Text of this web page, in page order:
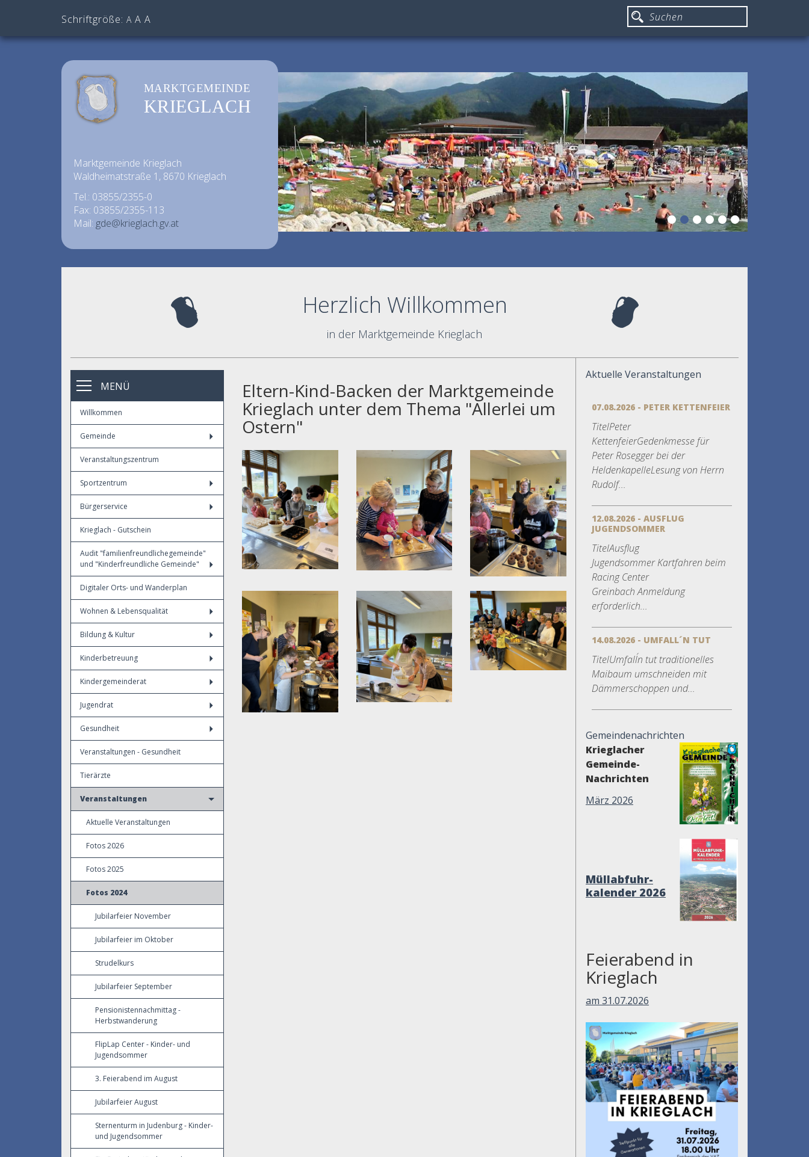
Schriftgröße: A A A
MARKTGEMEINDE
KRIEGLACH
Marktgemeinde Krieglach
Waldheimatstraße 1, 8670 Krieglach
Tel.: 03855/2355-0
Fax: 03855/2355-113
Mail: gde@krieglach.gv.at
Herzlich Willkommen
in der Marktgemeinde Krieglach
MENÜ
Willkommen
Gemeinde
Veranstaltungszentrum
Sportzentrum
Bürgerservice
Krieglach - Gutschein
Audit "familienfreundlichegemeinde"
und "Kinderfreundliche Gemeinde"
Digitaler Orts- und Wanderplan
Wohnen & Lebensqualität
Bildung & Kultur
Kinderbetreuung
Kindergemeinderat
Jugendrat
Gesundheit
Veranstaltungen - Gesundheit
Tierärzte
Veranstaltungen
Aktuelle Veranstaltungen
Fotos 2026
Fotos 2025
Fotos 2024
Jubilarfeier November
Jubilarfeier im Oktober
Strudelkurs
Jubilarfeier September
Pensionistennachmittag -
Herbstwanderung
FlipLap Center - Kinder- und
Jugendsommer
3. Feierabend im August
Jubilarfeier August
Sternenturm in Judenburg - Kinder-
und Jugendsommer
Eltern-Kind-Backen der Marktgemeinde
Krieglach unter dem Thema "Allerlei um
Ostern"
Aktuelle Veranstaltungen
07.08.2026 - PETER KETTENFEIER
TitelPeter
KettenfeierGedenkmesse für
Peter Rosegger bei der
HeldenkapelleLesung von Herrn
Rudolf...
12.08.2026 - AUSFLUG
JUGENDSOMMER
TitelAusflug
Jugendsommer Kartfahren beim
Racing Center
Greinbach Anmeldung
erforderlich...
14.08.2026 - UMFALL´N TUT
TitelUmfall´n tut traditionelles
Maibaum umschneiden mit
Dämmerschoppen und...
Gemeindenachrichten
Krieglacher
Gemeinde-
Nachrichten
März 2026
Müllabfuhr-
kalender 2026
Feierabend in
Krieglach
am 31.07.2026